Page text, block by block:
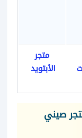
متجر
الأبتويد
صيني